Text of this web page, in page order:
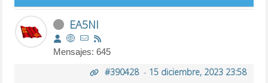
EA5NI
Mensajes: 645
#390428- 15 diciembre, 2023 23:58